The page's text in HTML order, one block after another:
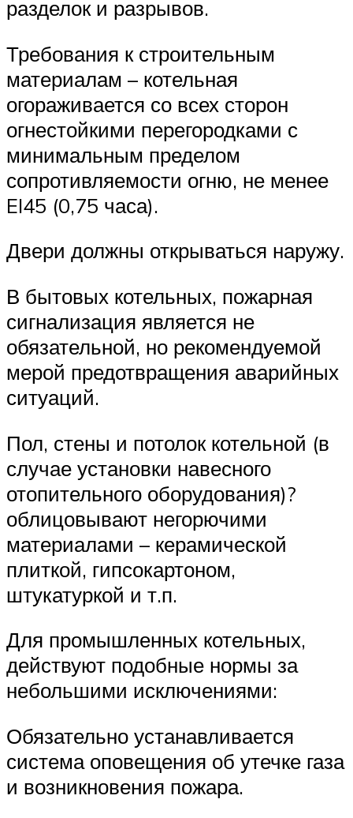
разделок и разрывов.
Требования к строительным
материалам – котельная
огораживается со всех сторон
огнестойкими перегородками с
минимальным пределом
сопротивляемости огню, не менее
EI45 (0,75 часа).
Двери должны открываться наружу.
В бытовых котельных, пожарная
сигнализация является не
обязательной, но рекомендуемой
мерой предотвращения аварийных
ситуаций.
Пол, стены и потолок котельной (в
случае установки навесного
отопительного оборудования)?
облицовывают негорючими
материалами – керамической
плиткой, гипсокартоном,
штукатуркой и т.п.
Для промышленных котельных,
действуют подобные нормы за
небольшими исключениями:
Обязательно устанавливается
система оповещения об утечке газа
и возникновения пожара.